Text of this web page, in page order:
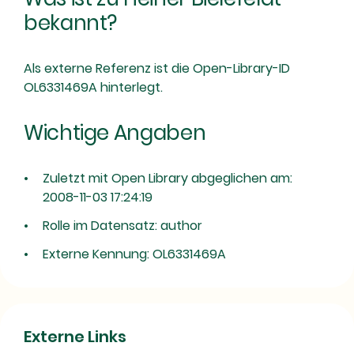
bekannt?
Als externe Referenz ist die Open-Library-ID
OL6331469A hinterlegt.
Wichtige Angaben
Zuletzt mit Open Library abgeglichen am:
2008-11-03 17:24:19
Rolle im Datensatz: author
Externe Kennung: OL6331469A
Externe Links